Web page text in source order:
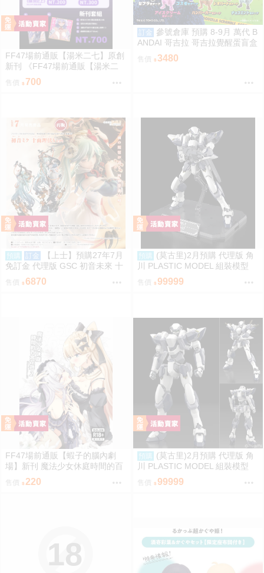
FF47場前通販【湯米二七】原創
新刊 《FF47場前通販【湯米二
七】原創新刊 《綠鼎記上（下
略）》 壓克力磁吸滑軌學生證 感
證 簽感謝簽名板トミー27 ［箱庭
交響曲-通販］
700
訂金 參號倉庫 預購 8-9月 萬代 B
ANDAI 哥吉拉 哥吉拉覺醒蛋盲盒
中盒12入 812超取免訂
3480
預購 訂金
【上士】預購27年7月
免訂金 代理版 GSC 初音未來 十
面埋伏Ver. 1/7 再版
售價 6870
預購
(莫古里)2月預購 代理版 角
川 PLASTIC MODEL 組裝模型
驚爆危機 1/48 強弩兵 特別套組
免訂金
售價 99999
FF47場前通販【蝦子的腦內劇
場】新刊 魔法少女休庭時間的百
合花藝2 魔法少女的魔女裁判 蝦
子 Ebiko［箱庭交響曲-通販］
220
預購
(莫古里)2月預購 代理版 角
川 PLASTIC MODEL 組裝模型
驚爆危機 1/48 強弩兵 一般版 免
訂金
99999
18